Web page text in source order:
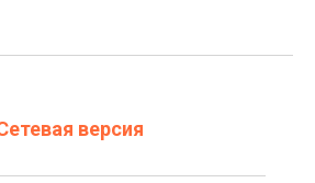
версия